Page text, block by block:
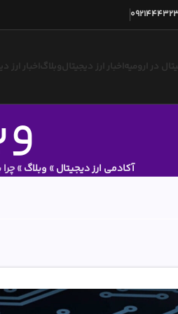
در ارومیه اخبار ارز دیجیتالوبلاگ اخبار ارز
آکادمی ارز دیجیتال» وبلاگ»